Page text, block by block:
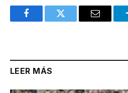
FacebookTwitter Email
LEER MÁS